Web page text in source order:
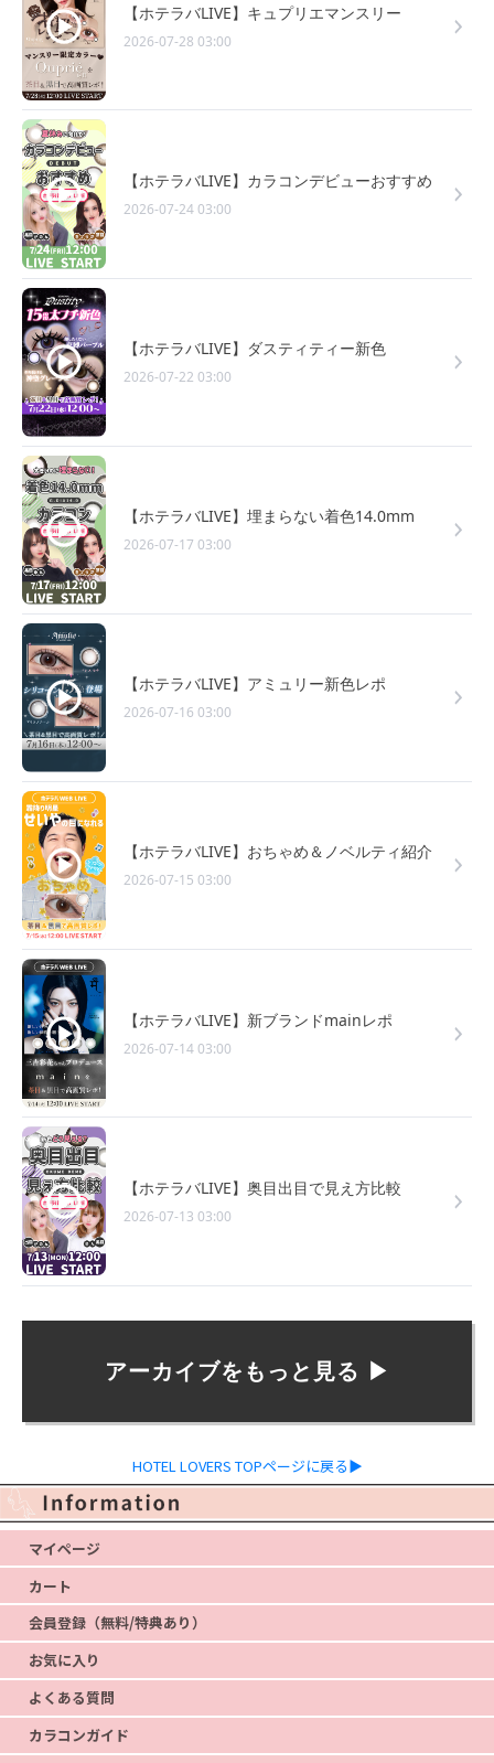
【ホテラバLIVE】キュプリエマンスリー
2026-07-28 03:00
【ホテラバLIVE】カラコンデビューおすすめ
2026-07-24 03:00
【ホテラバLIVE】ダスティティー新色
2026-07-22 03:00
【ホテラバLIVE】埋まらない着色14.0mm
2026-07-17 03:00
【ホテラバLIVE】アミュリー新色レポ
2026-07-16 03:00
【ホテラバLIVE】おちゃめ＆ノベルティ紹介
2026-07-15 03:00
【ホテラバLIVE】新ブランドmainレポ
2026-07-14 03:00
【ホテラバLIVE】奥目出目で見え方比較
2026-07-13 03:00
アーカイブをもっと見る ▶︎
HOTEL LOVERS TOPページに戻る▶
マイページ
カート
会員登録（無料/特典あり）
お気に入り
よくある質問
カラコンガイド